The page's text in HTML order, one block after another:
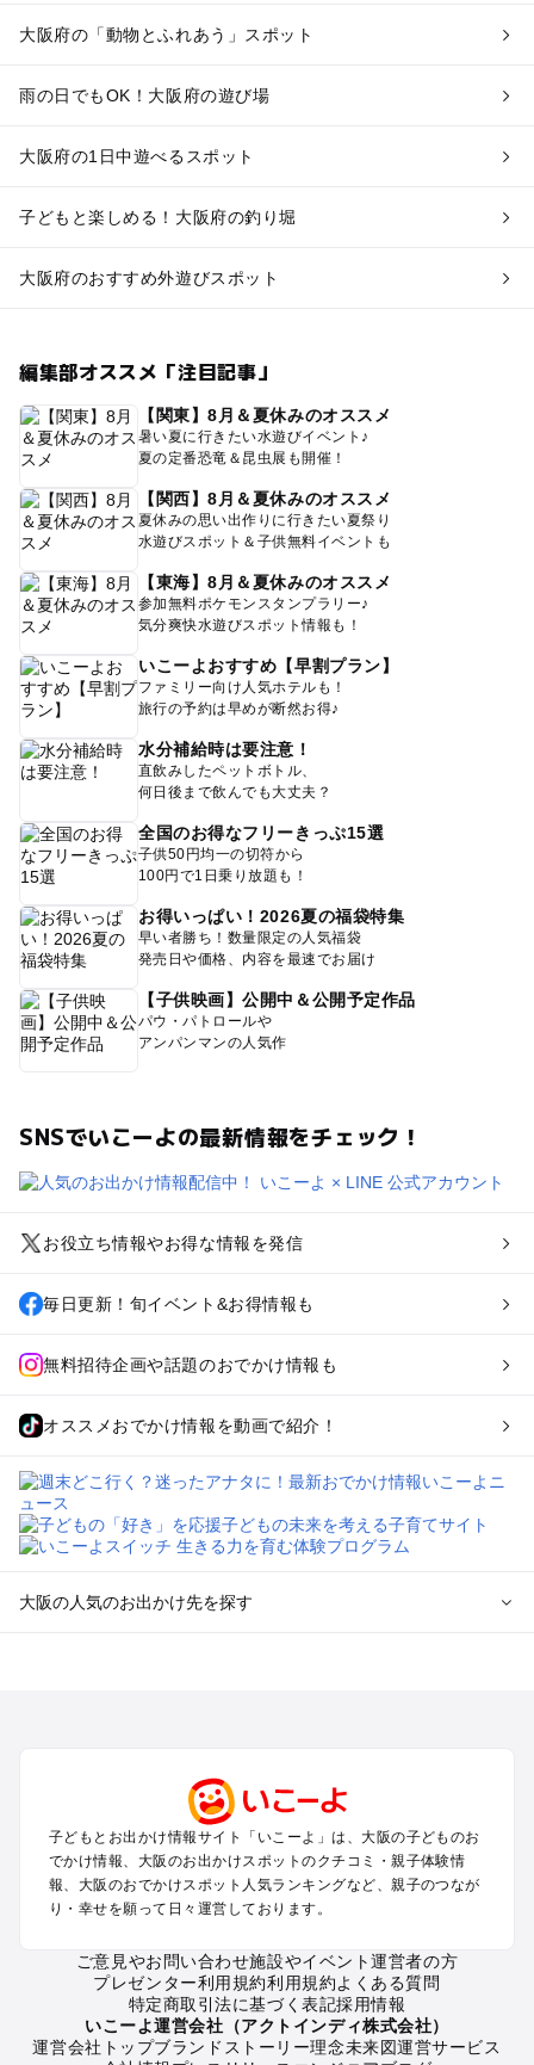
大阪府の「動物とふれあう」スポット
雨の日でもOK！大阪府の遊び場
大阪府の1日中遊べるスポット
子どもと楽しめる！大阪府の釣り堀
大阪府のおすすめ外遊びスポット
編集部オススメ「注目記事」
【関東】8月＆夏休みのオススメ
暑い夏に行きたい水遊びイベント♪
夏の定番恐竜＆昆虫展も開催！
【関西】8月＆夏休みのオススメ
夏休みの思い出作りに行きたい夏祭り
水遊びスポット＆子供無料イベントも
【東海】8月＆夏休みのオススメ
参加無料ポケモンスタンプラリー♪
気分爽快水遊びスポット情報も！
いこーよおすすめ【早割プラン】
ファミリー向け人気ホテルも！
旅行の予約は早めが断然お得♪
水分補給時は要注意！
直飲みしたペットボトル、
何日後まで飲んでも大丈夫？
全国のお得なフリーきっぷ15選
子供50円均一の切符から
100円で1日乗り放題も！
お得いっぱい！2026夏の福袋特集
早い者勝ち！数量限定の人気福袋
発売日や価格、内容を最速でお届け
【子供映画】公開中＆公開予定作品
パウ・パトロールや
アンパンマンの人気作
SNSでいこーよの最新情報をチェック！
お役立ち情報やお得な情報を発信
毎日更新！旬イベント&お得情報も
無料招待企画や話題のおでかけ情報も
オススメおでかけ情報を動画で紹介！
大阪の人気のお出かけ先を探す
梅田・キタ・淀屋橋・本町・福島のプールお出かけ
東大阪・八尾・寝屋川・守口・門真のプールお出かけ
大阪ベイエリア（USJ・南港）のプールお出かけ
なんば・心斎橋・道頓堀・四ツ橋・ミナミのプールお出かけ
天王寺・阿倍野・上本町・長居のプールお出かけ
新大阪・江坂・十三のプールお出かけ
大阪の定番お出かけスポット
大阪の遊園地
子どもとお出かけ情報サイト「いこーよ」は、大阪の子どものお
でかけ情報、大阪のお出かけスポットのクチコミ・親子体験情
報、大阪のおでかけスポット人気ランキングなど、親子のつなが
り・幸せを願って日々運営しております。
ご意見やお問い合わせ施設やイベント運営者の方
プレゼンター利用規約利用規約よくある質問
特定商取引法に基づく表記採用情報
いこーよ運営会社（アクトインディ株式会社）
運営会社トップブランドストーリー理念未来図運営サービス